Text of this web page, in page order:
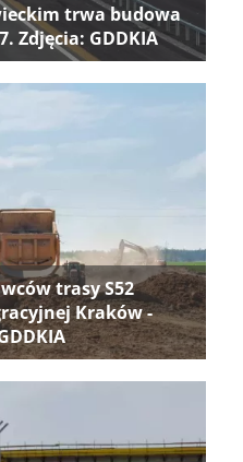
trwa budowa
Zdjęcia: GDDKIA
trasy S52
Kraków -